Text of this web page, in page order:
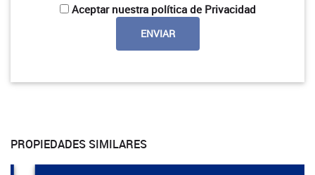
Aceptar nuestra política de Privacidad
PROPIEDADES SIMILARES